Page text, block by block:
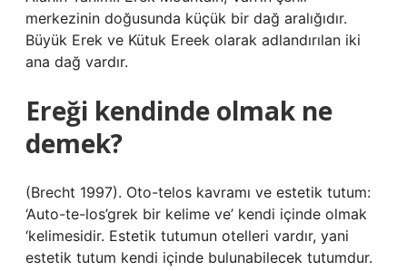
merkezinin doğusunda küçük bir dağ aralığıdır.
Büyük Erek ve Kütuk Ereek olarak adlandırılan iki
ana dağ vardır.
Ereği kendinde olmak ne
demek?
(Brecht 1997). Oto-telos kavramı ve estetik tutum:
‘Auto-te-los’grek bir kelime ve’ kendi içinde olmak
‘kelimesidir. Estetik tutumun otelleri vardır, yani
estetik tutum kendi içinde bulunabilecek tutumdur.